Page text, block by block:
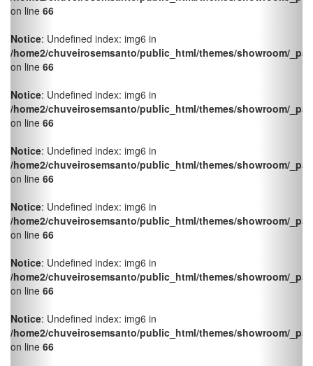
on line 66
Notice: Undefined index: img6 in
/home2/chuveirosemsanto/public_html/themes/showroom/
on line 66
Notice: Undefined index: img6 in
/home2/chuveirosemsanto/public_html/themes/showroom/
on line 66
Notice: Undefined index: img6 in
/home2/chuveirosemsanto/public_html/themes/showroom/
on line 66
Notice: Undefined index: img6 in
/home2/chuveirosemsanto/public_html/themes/showroom/
on line 66
Notice: Undefined index: img6 in
/home2/chuveirosemsanto/public_html/themes/showroom/
on line 66
Notice: Undefined index: img6 in
/home2/chuveirosemsanto/public_html/themes/showroom/
on line 66